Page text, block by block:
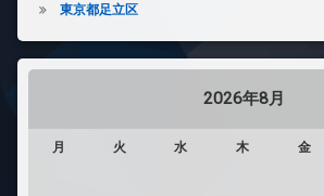
東京都足立区
2026年8月
月 火 水 木 金